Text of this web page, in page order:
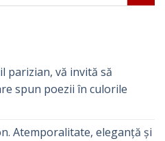
parizian, vă invită să
spun poezii în culorile
Atemporalitate, eleganță și